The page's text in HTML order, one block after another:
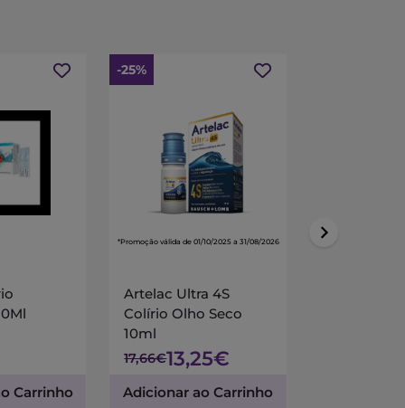
olhos causada pelo pólen, pêlos de
Carrinho
-25%
*Promoção válida de 01/10/2025 a 31/08/2026
Artelac Ultra 4S
Colírio Olho Seco
10ml
17,66€13,25€
Adicionar ao Carrinho